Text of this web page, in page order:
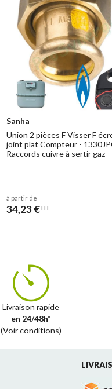
Sanha
Union 2 pièces F Visser F
joint plat Compteur -
Raccords cuivre à sertir gaz
à partir de
34,23 €HT
Livraison rapide
en 24/48h*
(Voir conditions)